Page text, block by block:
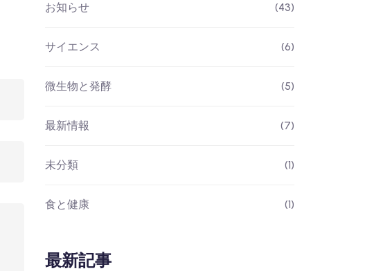
お知らせ (43)
サイエンス (6)
微生物と発酵 (5)
最新情報 (7)
未分類 (1)
食と健康 (1)
最新記事